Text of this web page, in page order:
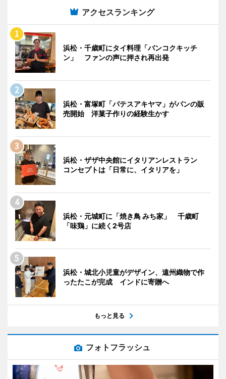
アクセスランキング
浜松・千歳町にタイ料理「バンコクキッチ
ン」 ファンの声に押され再出発
浜松・富塚町「パテスアキヤマ」がパンの販
売開始 洋菓子作りの経験生かす
浜松・ザザ中央館にイタリアンレストラン
コンセプトは「日常に、イタリアを」
浜松・元城町に「焼き鳥 みち家」 千歳町
「味鶏」に続く2号店
浜松・城北小児童がデザイン、遠州織物で作
ったたこが完成 インドに寄贈へ
もっと見る
フォトフラッシュ